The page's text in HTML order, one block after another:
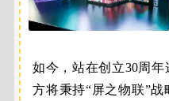
如今，站在创立30周
方将秉持“屏之物联”战